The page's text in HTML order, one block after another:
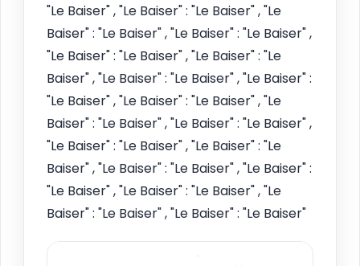
"Le Baiser" , "Le Baiser" : "Le Baiser" , "Le
Baiser" : "Le Baiser" , "Le Baiser" : "Le Baiser" ,
"Le Baiser" : "Le Baiser" , "Le Baiser" : "Le
Baiser" , "Le Baiser" : "Le Baiser" , "Le Baiser" :
"Le Baiser" , "Le Baiser" : "Le Baiser" , "Le
Baiser" : "Le Baiser" , "Le Baiser" : "Le Baiser" ,
"Le Baiser" : "Le Baiser" , "Le Baiser" : "Le
Baiser" , "Le Baiser" : "Le Baiser" , "Le Baiser" :
"Le Baiser" , "Le Baiser" : "Le Baiser" , "Le
Baiser" : "Le Baiser" , "Le Baiser" : "Le Baiser"